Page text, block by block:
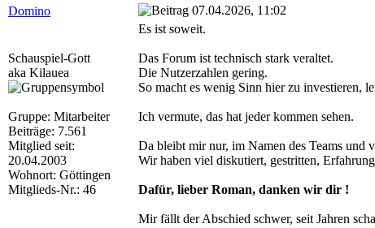
Domino
07.04.2026, 11:02
Schauspiel-Gott
aka Kilauea
Gruppe: Mitarbeiter
Beiträge: 7.561
Mitglied seit:
20.04.2003
Wohnort: Göttingen
Mitglieds-Nr.: 46
Es ist soweit.
Das Forum ist technisch stark veraltet.
Die Nutzerzahlen gering.
So macht es wenig Sinn hier zu investieren,
Ich vermute, das hat jeder kommen sehen.
Da bleibt mir nur, im Namen des Teams und
Wir haben viel diskutiert, gestritten,
Dafür, lieber Roman, danken wir dir !
Mir fällt der Abschied schwer, seit Jahren